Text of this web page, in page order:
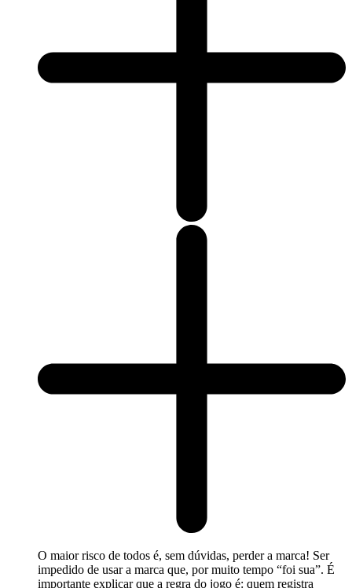
O maior risco de todos é, sem dúvidas, perder a marca! Ser
impedido de usar a marca que, por muito tempo “foi sua”. É
importante explicar que a regra do jogo é: quem registra